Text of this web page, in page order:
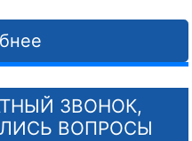
ЗВОНОК,
ВОПРОСЫ